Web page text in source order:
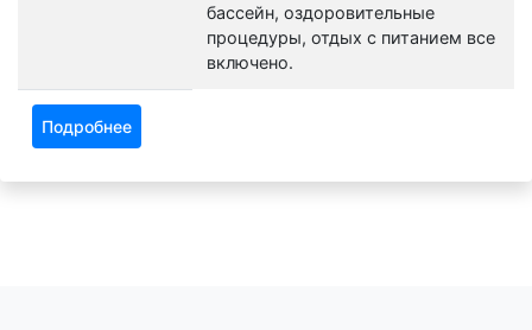
бассейн, оздоровительные
процедуры, отдых с питанием все
включено.
Подробнее